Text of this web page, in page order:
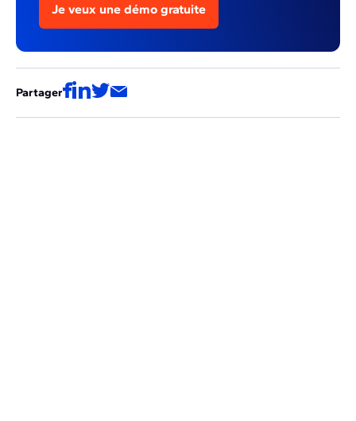
Je veux une démo gratuite
Partager